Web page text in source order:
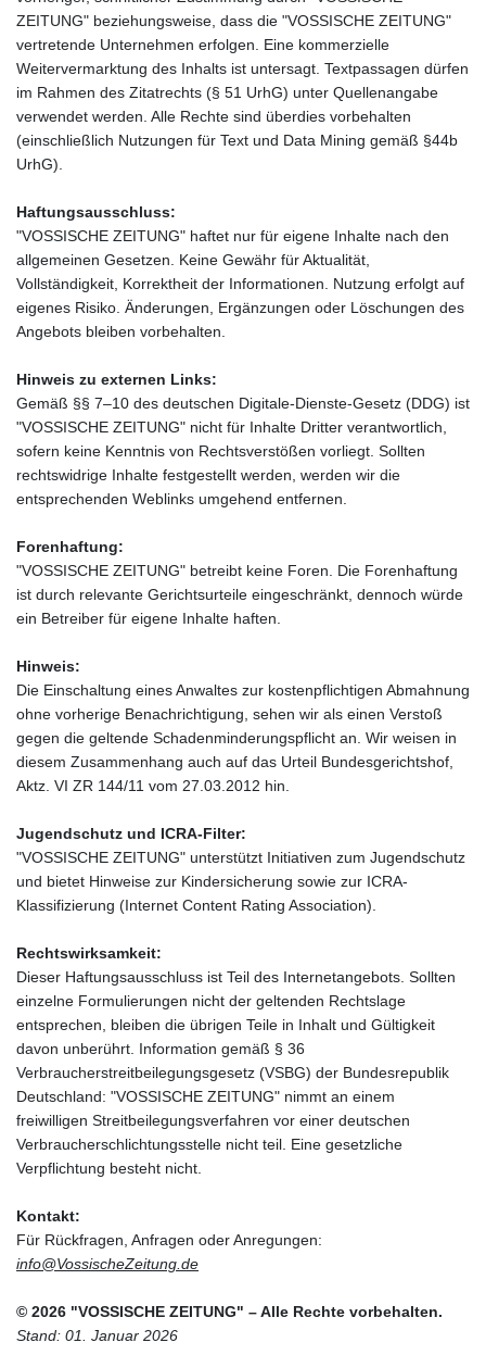
ZEITUNG" beziehungsweise, dass die "VOSSISCHE ZEITUNG"
vertretende Unternehmen erfolgen. Eine kommerzielle
Weitervermarktung des Inhalts ist untersagt. Textpassagen dürfen
im Rahmen des Zitatrechts (§ 51 UrhG) unter Quellenangabe
verwendet werden. Alle Rechte sind überdies vorbehalten
(einschließlich Nutzungen für Text und Data Mining gemäß §44b
UrhG).
Haftungsausschluss:
"VOSSISCHE ZEITUNG" haftet nur für eigene Inhalte nach den
allgemeinen Gesetzen. Keine Gewähr für Aktualität,
Vollständigkeit, Korrektheit der Informationen. Nutzung erfolgt auf
eigenes Risiko. Änderungen, Ergänzungen oder Löschungen des
Angebots bleiben vorbehalten.
Hinweis zu externen Links:
Gemäß §§ 7–10 des deutschen Digitale-Dienste-Gesetz (DDG) ist
"VOSSISCHE ZEITUNG" nicht für Inhalte Dritter verantwortlich,
sofern keine Kenntnis von Rechtsverstößen vorliegt. Sollten
rechtswidrige Inhalte festgestellt werden, werden wir die
entsprechenden Weblinks umgehend entfernen.
Forenhaftung:
"VOSSISCHE ZEITUNG" betreibt keine Foren. Die Forenhaftung
ist durch relevante Gerichtsurteile eingeschränkt, dennoch würde
ein Betreiber für eigene Inhalte haften.
Hinweis:
Die Einschaltung eines Anwaltes zur kostenpflichtigen Abmahnung
ohne vorherige Benachrichtigung, sehen wir als einen Verstoß
gegen die geltende Schadenminderungspflicht an. Wir weisen in
diesem Zusammenhang auch auf das Urteil Bundesgerichtshof,
Aktz. VI ZR 144/11 vom 27.03.2012 hin.
Jugendschutz und ICRA-Filter:
"VOSSISCHE ZEITUNG" unterstützt Initiativen zum Jugendschutz
und bietet Hinweise zur Kindersicherung sowie zur ICRA-
Klassifizierung (Internet Content Rating Association).
Rechtswirksamkeit:
Dieser Haftungsausschluss ist Teil des Internetangebots. Sollten
einzelne Formulierungen nicht der geltenden Rechtslage
entsprechen, bleiben die übrigen Teile in Inhalt und Gültigkeit
davon unberührt. Information gemäß § 36
Verbraucherstreitbeilegungsgesetz (VSBG) der Bundesrepublik
Deutschland: "VOSSISCHE ZEITUNG" nimmt an einem
freiwilligen Streitbeilegungsverfahren vor einer deutschen
Verbraucherschlichtungsstelle nicht teil. Eine gesetzliche
Verpflichtung besteht nicht.
Kontakt:
Für Rückfragen, Anfragen oder Anregungen:
info@VossischeZeitung.de
© 2026 "VOSSISCHE ZEITUNG" – Alle Rechte vorbehalten.
Stand: 01. Januar 2026